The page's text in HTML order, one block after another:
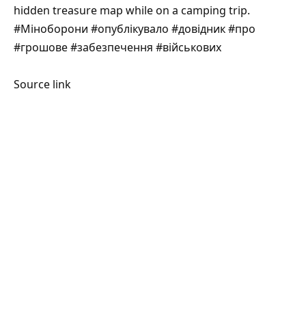
hidden treasure map while on a camping trip.
#Міноборони #опублікувало #довідник #про
#грошове #забезпечення #військових
Source link